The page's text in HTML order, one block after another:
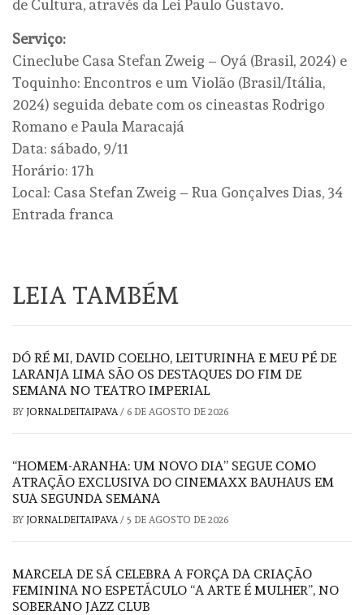
de Cultura, através da Lei Paulo Gustavo.
Serviço:
Cineclube Casa Stefan Zweig – Oyá (Brasil, 2024) e
Toquinho: Encontros e um Violão (Brasil/Itália,
2024) seguida debate com os cineastas Rodrigo
Romano e Paula Maracajá
Data: sábado, 9/11
Horário: 17h
Local: Casa Stefan Zweig – Rua Gonçalves Dias, 34
Entrada franca
LEIA TAMBÉM
DÓ RÉ MI, DAVID COELHO, LEITURINHA E MEU PÉ DE
LARANJA LIMA SÃO OS DESTAQUES DO FIM DE
SEMANA NO TEATRO IMPERIAL
BY JORNALDEITAIPAVA / 6 DE AGOSTO DE 2026
“HOMEM-ARANHA: UM NOVO DIA” SEGUE COMO
ATRAÇÃO EXCLUSIVA DO CINEMAXX BAUHAUS EM
SUA SEGUNDA SEMANA
BY JORNALDEITAIPAVA / 5 DE AGOSTO DE 2026
MARCELA DE SÁ CELEBRA A FORÇA DA CRIAÇÃO
FEMININA NO ESPETÁCULO “A ARTE É MULHER”, NO
SOBERANO JAZZ CLUB